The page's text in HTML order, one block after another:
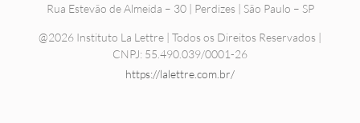
Rua Estevão de Almeida – 30 | Perdizes | São Paulo – SP
@2026 Instituto La Lettre | Todos os Direitos Reservados |
CNPJ: 55.490.039/0001-26
https://lalettre.com.br/